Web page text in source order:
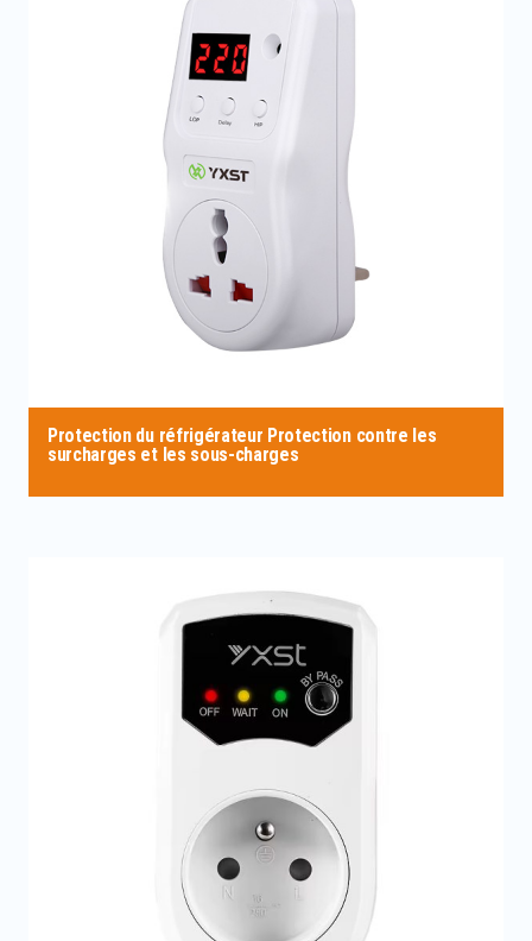
Protection du réfrigérateur Protection contre les
surcharges et les sous-charges